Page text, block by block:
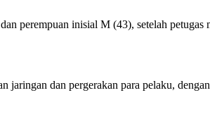
perempuan inisial M (43), setelah
jaringan dan pergerakan para pelaku,